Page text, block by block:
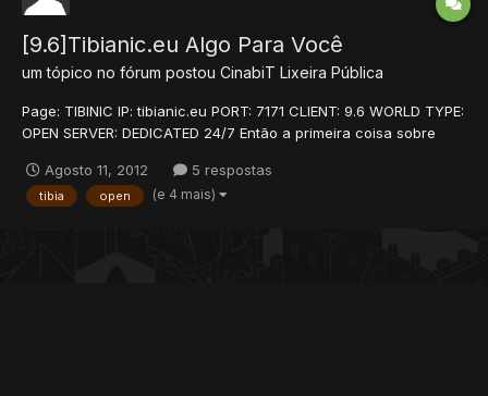
[9.6]Tibianic.eu Algo Para Você
um tópico no fórum postou CinabiT Lixeira Pública
Page: TIBINIC IP: tibianic.eu PORT: 7171 CLIENT: 9.6 WORLD TYPE:
OPEN SERVER: DEDICATED 24/7 Então a primeira coisa sobre
que gostariam de um passeio em mim, se simplesmente não
fazê-lo e sobreviver em mim, mas você deve sabe...
Agosto 11, 2012 5 respostas
tibia open (e 4 mais)